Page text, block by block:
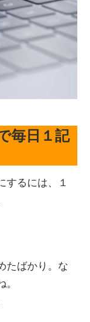
毎日１記
するには、１
たばかり。な